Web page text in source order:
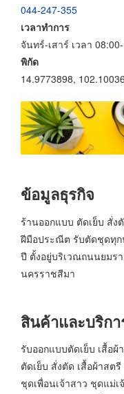
044-247-355
เวลาทำการ
จันทร์-เสาร์ เวลา
พิกัด
14.9773898,
ข้อมูลธุรกิจ
ร้านออกแบบ ตัดเย็บ สั่
ฝีมือประณีต รับตัดชุดทุก
ปี ตั้งอยู่บริเวณถนนยมร
นครราชสีมา
สินค้าและบริกา
รับออกแบบตัดเย็บ เสื้อ
ตัดเย็บ สั่งตัด เสื้อผ้าสต
ชุดเพื่อนเจ้าสาว ชุดแม่